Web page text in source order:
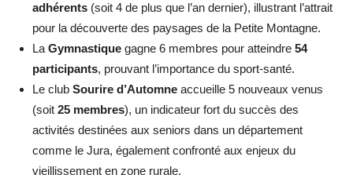
adhérents (soit 4 de plus que l’an dernier), illustrant l’attrait
pour la découverte des paysages de la Petite Montagne.
LaGymnastique gagne 6 membres pour atteindre 54
participants, prouvant l’importance du sport-santé.
Le club Sourire d’Automne accueille 5 nouveaux venus
(soit 25 membres), un indicateur fort du succès des
activités destinées aux seniors dans un département
comme le Jura, également confronté aux enjeux du
vieillissement en zone rurale.